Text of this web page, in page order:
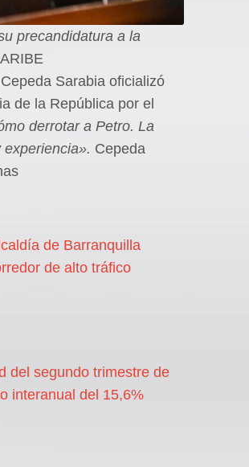
precandidatura a la
Sarabia oficializó
de la República por el
derrotar a Petro. La
Cepeda
de Barranquilla
de alto tráfico
del segundo trimestre de
interanual del 15,6%